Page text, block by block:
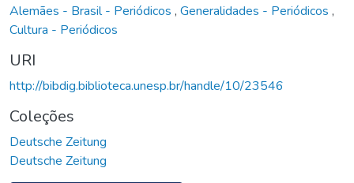
Alemães - Brasil - Periódicos , Generalidades - Periódicos ,
Cultura - Periódicos
URI
http://bibdig.biblioteca.unesp.br/handle/10/23546
Coleções
Deutsche Zeitung
Deutsche Zeitung